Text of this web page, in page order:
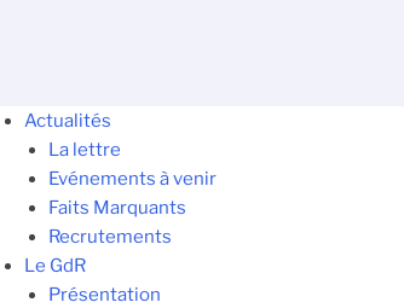
Actualités
La lettre
Evénements à venir
Faits Marquants
Recrutements
Le GdR
Présentation